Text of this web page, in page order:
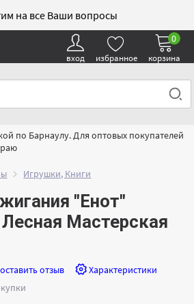
на все Ваши вопросы
вход избранное корзина
0
по Барнаулу. Для оптовых покупателей
Игрушки, Книги
"Енот"
Мастерская
оставить отзыв
Характеристики